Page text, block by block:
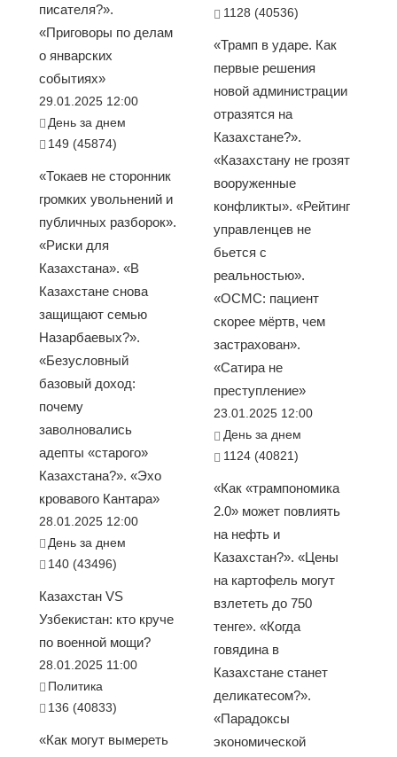
писателя?».
«Приговоры по делам
о январских
событиях»
29.01.2025 12:00
День за днем
149 (45874)
«Токаев не сторонник
громких увольнений и
публичных разборок».
«Риски для
Казахстана». «В
Казахстане снова
защищают семью
Назарбаевых?».
«Безусловный
базовый доход:
почему
заволновались
адепты «старого»
Казахстана?». «Эхо
кровавого Кантара»
28.01.2025 12:00
День за днем
140 (43496)
Казахстан VS
Узбекистан: кто круче
по военной мощи?
28.01.2025 11:00
Политика
136 (40833)
«Как могут вымереть
1128 (40536)
«Трамп в ударе. Как
первые решения
новой администрации
отразятся на
Казахстане?».
«Казахстану не грозят
вооруженные
конфликты». «Рейтинг
управленцев не
бьется с
реальностью».
«ОСМС: пациент
скорее мёртв, чем
застрахован».
«Сатира не
преступление»
23.01.2025 12:00
День за днем
1124 (40821)
«Как «трампономика
2.0» может повлиять
на нефть и
Казахстан?». «Цены
на картофель могут
взлететь до 750
тенге». «Когда
говядина в
Казахстане станет
деликатесом?».
«Парадоксы
экономической